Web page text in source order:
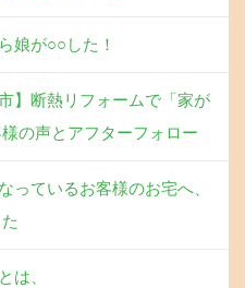
娘が○○した！
】断熱リフォームで「家が
の声とアフターフォロー
っているお客様のお宅へ、
は、